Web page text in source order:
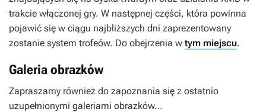
trakcie włączonej gry. W następnej części, która powinna
pojawić się w ciągu najbliższych dni zaprezentowany
zostanie system trofeów. Do obejrzenia w tym miejscu.
Galeria obrazków
Zapraszamy również do zapoznania się z ostatnio
uzupełnionymi galeriami obrazków…